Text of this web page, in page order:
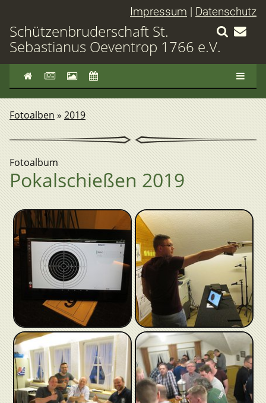
Impressum | Datenschutz
Schützenbruderschaft St.
Sebastianus Oeventrop 1766 e.V.
Fotoalben » 2019
Fotoalbum
Pokalschießen 2019